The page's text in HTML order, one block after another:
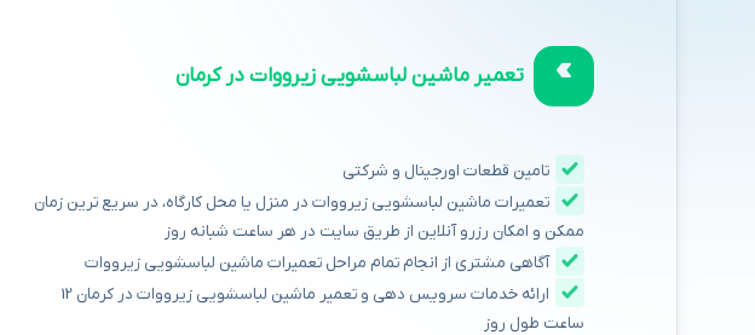
تعمیر ماشین لباسشویی زیرووات در کرمان
تامین قطعات اورجینال و شرکتی
تعمیرات ماشین لباسشویی زیرووات در منزل یا محل کارگاه، در سریع ترین زمان
ممکن و امکان رزرو آنلاین از طریق سایت در هر ساعت شبانه روز
آگاهی مشتری از انجام تمام مراحل تعمیرات ماشین لباسشویی زیرووات
ارائه خدمات سرویس دهی و تعمیر ماشین لباسشویی زیرووات در کرمان 12
ساعت طول روز